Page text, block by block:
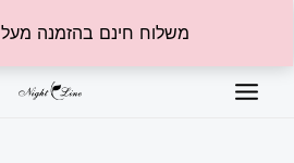
משלוח חינם בהזמנה מעל 299₪!